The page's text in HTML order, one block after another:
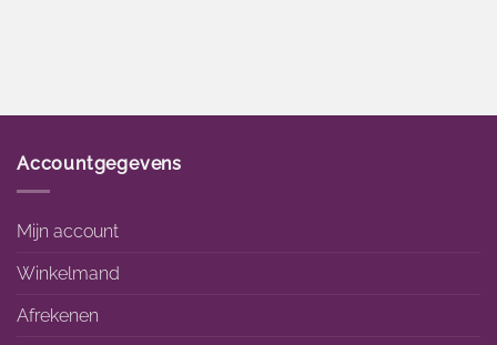
Accountgegevens
Mijn account
Winkelmand
Afrekenen